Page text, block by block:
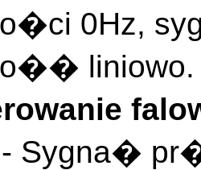
0Hz,
liniowo.
- Sygna�